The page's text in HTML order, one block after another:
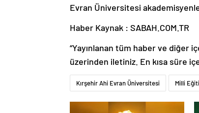
Evran Üniversitesi
Haber Kaynak : SABAH.COM.TR
“Yayınlanan tüm haber ve diğer
üzerinden iletiniz. En kısa süre
Kırşehir Ahi Evran Üniversitesi Milli